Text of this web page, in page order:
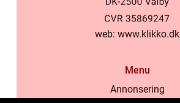
web: www.klikko.dk
Menu
Annonsering